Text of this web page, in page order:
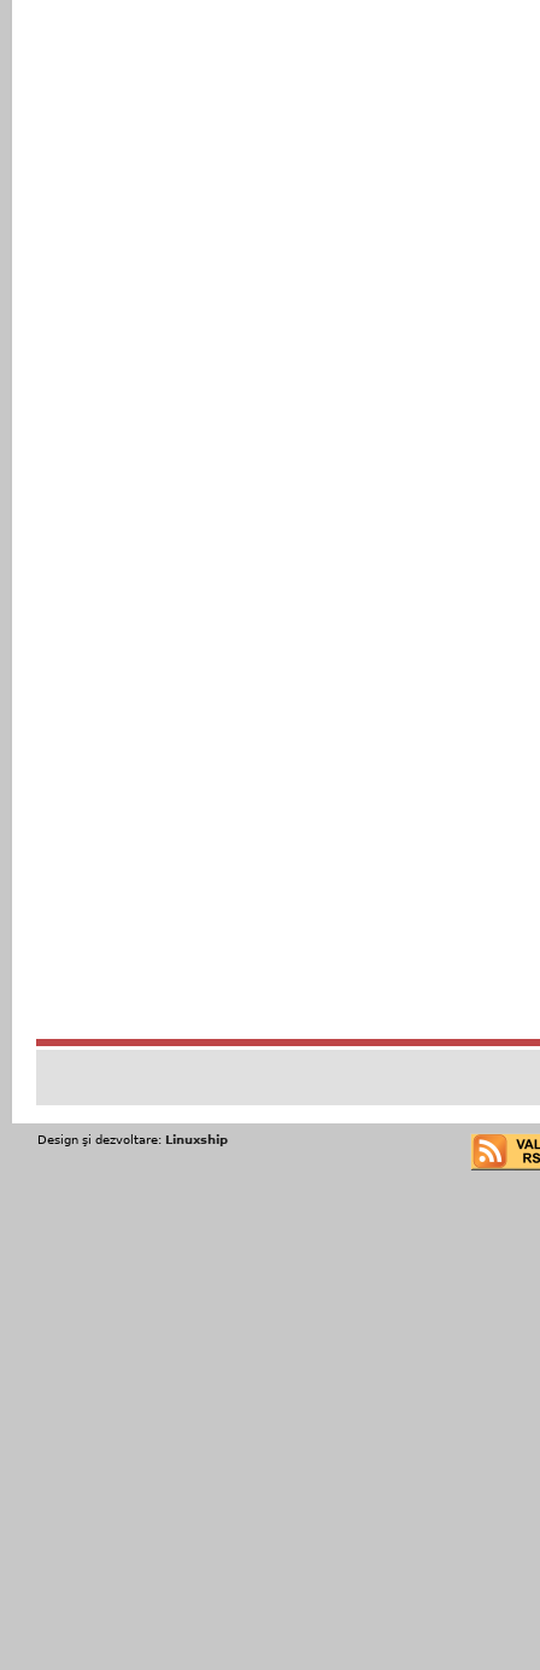
Design şi dezvoltare: Linuxship